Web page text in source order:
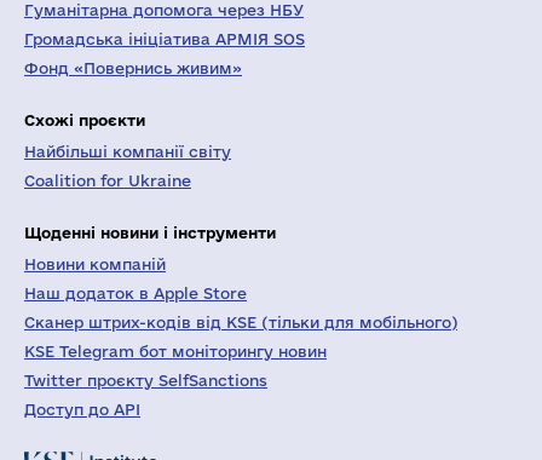
Гуманітарна допомога через НБУ
Громадська ініціатива АРМІЯ SOS
Фонд «Повернись живим»
Схожі проєкти
Найбільші компанії світу
Coalition for Ukraine
Щоденні новини і інструменти
Новини компаній
Наш додаток в Apple Store
Сканер штрих-кодів від KSE (тільки для мобільного)
KSE Telegram бот моніторингу новин
Twitter проєкту SelfSanctions
Доступ до API